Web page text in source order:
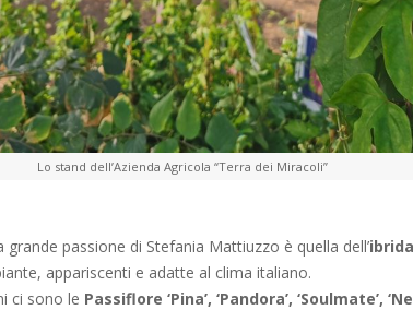
Lo stand dell’Azienda Agricola “Terra dei Miracoli”
passione di Stefania Mattiuzzo è quella dell’
appariscenti e adatte al clima italiano.
ci sono le Passiflore ‘Pina’, ‘Pandora’, ‘Soulmate’,